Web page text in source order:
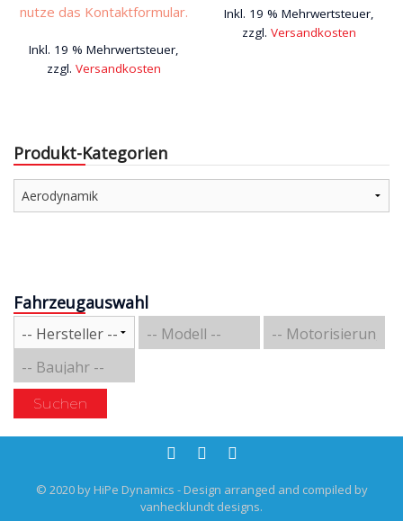
nutze das Kontaktformular.
Inkl. 19 % Mehrwertsteuer,
zzgl. Versandkosten
Inkl. 19 % Mehrwertsteuer,
zzgl.Versandkosten
Produkt-Kategorien
Fahrzeugauswahl
Suchen
© 2020 by HiPe Dynamics - Design arranged and compiled by
vanhecklundt designs.